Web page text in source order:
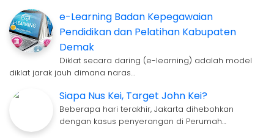
e-Learning Badan Kepegawaian
Pendidikan dan Pelatihan Kabupaten
Demak
Diklat secara daring (e-learning) adalah model
diklat jarak jauh dimana naras…
Siapa Nus Kei, Target John Kei?
Beberapa hari terakhir, Jakarta dihebohkan
dengan kasus penyerangan di Perumah…